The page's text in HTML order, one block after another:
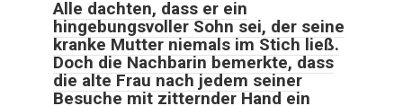
Alle dachten, dass er ein
hingebungsvoller Sohn sei, der seine
kranke Mutter niemals im Stich ließ.
Doch die Nachbarin bemerkte, dass
die alte Frau nach jedem seiner
Besuche mit zitternder Hand ein